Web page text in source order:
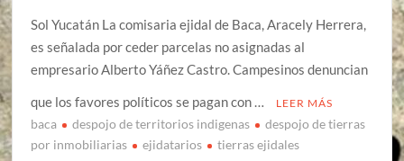
Sol Yucatán La comisaria ejidal de Baca, Aracely Herrera,
es señalada por ceder parcelas no asignadas al
empresario Alberto Yáñez Castro. Campesinos denuncian
que los favores políticos se pagan con …
LEER MÁS
baca despojo de territorios indigenas
despojo de tierras
por inmobiliarias
ejidatarios tierras ejidales